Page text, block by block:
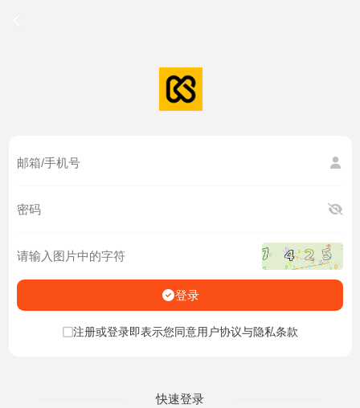
登录
注册或登录即表示您同意用户协议与隐私条款
快速登录